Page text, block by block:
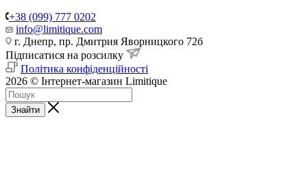
+38 (099) 777 0202
info@limitique.com
г. Днепр, пр. Дмитрия Яворницкого 72б
Підписатися на розсилку
Політика конфіденційності
2026 © Інтернет-магазин Limitique
Знайти